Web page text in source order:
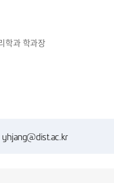
학과 학과장
yhjang@dist.ac.kr